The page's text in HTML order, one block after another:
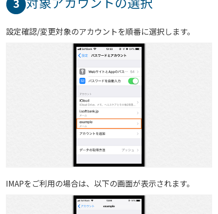
設定確認/変更対象のアカウントを順番に選択します。
IMAPをご利用の場合は、以下の画面が表示されます。